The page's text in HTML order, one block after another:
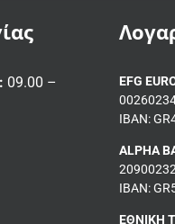
09.00 –
EFG
ΙΒΑΝ:
ALPHA
ΙΒΑΝ:
ΕΘΝΙΚΗ